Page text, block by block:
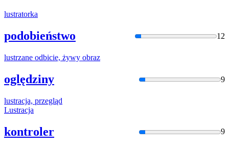
lustratorka
podobieństwo 12
lustrzane odbicie, żywy obraz
oględziny 9
lustracja, przegląd
Lustracja
kontroler 9